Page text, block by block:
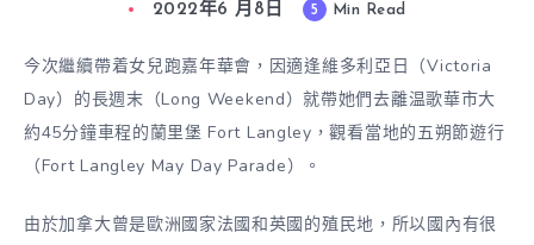
2022年6 月8日 5 Min Read
今次繼續帶着女兒跑嘉年華會，因適逢維多利亞日（Victoria
Day）的長週末（Long Weekend）就帶她們去離温歌華市大
約45分鐘車程的蘭里堡 Fort Langley，觀看當地的五朔節遊行
（Fort Langley May Day Parade）。
由於加拿大曾是歐洲國家法國和英國的殖民地，所以國內有很